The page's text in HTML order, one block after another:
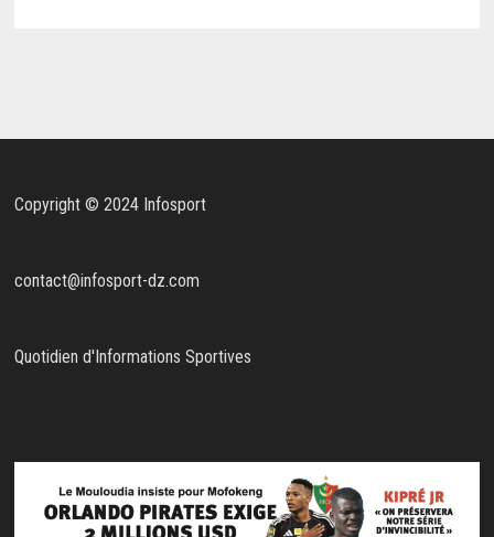
Copyright © 2024 Infosport
contact@infosport-dz.com
Quotidien d'Informations Sportives